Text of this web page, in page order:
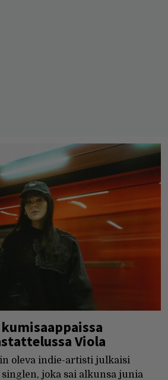
Viola
oleva indie-artisti julkaisi
joka sai alkunsa junia